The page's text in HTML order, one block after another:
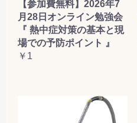
【参加費無料】2026年7
月28日オンライン勉強会
『 熱中症対策の基本と現
場での予防ポイント 』
￥1